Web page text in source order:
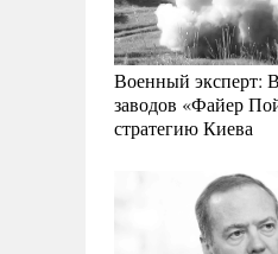
Военный эксперт:
заводов «Файер
стратегию Киева